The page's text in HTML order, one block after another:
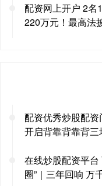
配资网上开户 2名
220万元！最高法
配资优秀炒股配
开启背靠背靠背三
在线炒股配资平台
圈”｜三年回响 万